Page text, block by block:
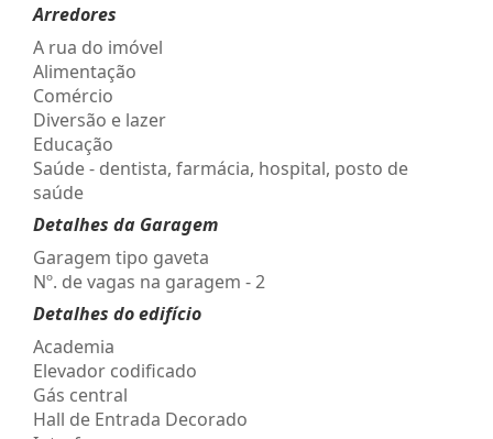
Arredores
A rua do imóvel
Alimentação
Comércio
Diversão e lazer
Educação
Saúde - dentista, farmácia, hospital, posto de
saúde
Detalhes da Garagem
Garagem tipo gaveta
Nº. de vagas na garagem - 2
Detalhes do edifício
Academia
Elevador codificado
Gás central
Hall de Entrada Decorado